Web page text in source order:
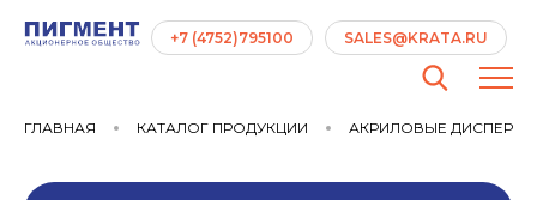
ГЛАВНАЯ КАТАЛОГ ПРОДУКЦИИ АКРИЛОВЫЕ